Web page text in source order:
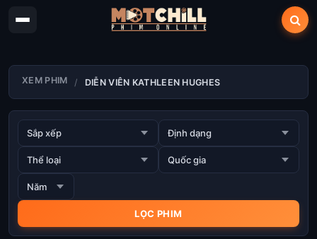
XEM PHIM DIỄN VIÊN KATHLEEN HUGHES